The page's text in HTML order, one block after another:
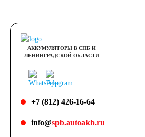
АККУМУЛЯТОРЫ В СПБ И
ЛЕНИНГРАДСКОЙ ОБЛАСТИ
+7 (812) 426-16-64
info@spb.autoakb.ru